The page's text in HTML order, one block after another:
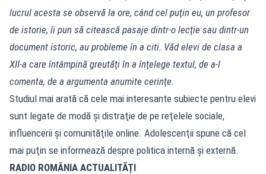
lucrul acesta se observă la ore, când cel puţin eu, un profesor
de istorie, îi pun să citească pasaje dintr-o lecţie sau dintr-un
document istoric, au probleme în a citi. Văd elevi de clasa a
XII-a care întâmpină greutăţi în a înţelege textul, de a-l
comenta, de a argumenta anumite cerinţe.
Studiul mai arată că cele mai interesante subiecte pentru elevi
sunt legate de modă şi distraţie de pe reţelele sociale,
influencerii şi comunităţile online. Adolescenţii spune că cel
mai puţin se informează despre politica internă şi externă.
RADIO ROMÂNIA ACTUALITĂȚI